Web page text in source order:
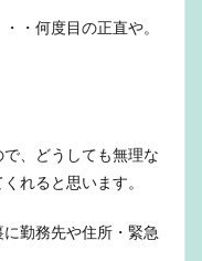
・何度目の正直や。
、どうしても無理な
れると思います。
勤務先や住所・緊急